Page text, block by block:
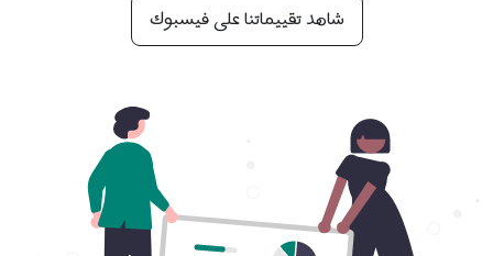
شاهد تقييماتنا على فيسبوك